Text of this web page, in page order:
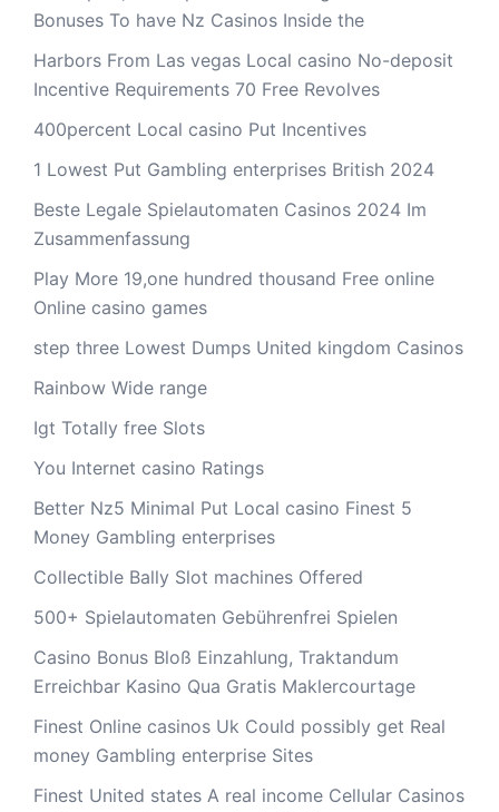
Bonuses To have Nz Casinos Inside the
Harbors From Las vegas Local casino No-deposit
Incentive Requirements 70 Free Revolves
400percent Local casino Put Incentives
1 Lowest Put Gambling enterprises British 2024
Beste Legale Spielautomaten Casinos 2024 Im
Zusammenfassung
Play More 19,one hundred thousand Free online
Online casino games
step three Lowest Dumps United kingdom Casinos
Rainbow Wide range
Igt Totally free Slots
You Internet casino Ratings
Better Nz5 Minimal Put Local casino Finest 5
Money Gambling enterprises
Collectible Bally Slot machines Offered
500+ Spielautomaten Gebührenfrei Spielen
Casino Bonus Bloß Einzahlung, Traktandum
Erreichbar Kasino Qua Gratis Maklercourtage
Finest Online casinos Uk Could possibly get Real
money Gambling enterprise Sites
Finest United states A real income Cellular Casinos